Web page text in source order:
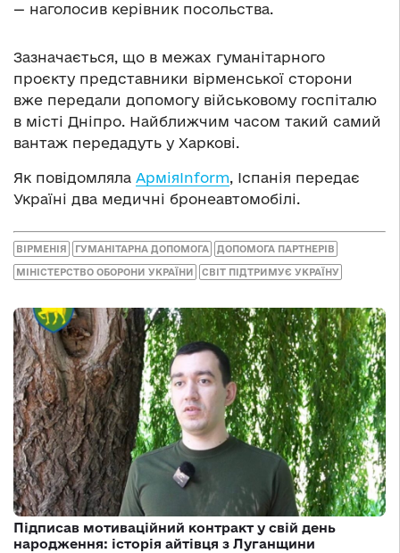
— наголосив керівник посольства.
Зазначається, що в межах гуманітарного
проєкту представники вірменської сторони
вже передали допомогу військовому госпіталю
в місті Дніпро. Найближчим часом такий самий
вантаж передадуть у Харкові.
Як повідомляла АрміяInform, Іспанія передає
Україні два медичні бронеавтомобілі.
ВІРМЕНІЯ ГУМАНІТАРНА ДОПОМОГА ДОПОМОГА ПАРТНЕРІВ
МІНІСТЕРСТВО ОБОРОНИ УКРАЇНИ СВІТ ПІДТРИМУЄ УКРАЇНУ
Підписав мотиваційний контракт у свій день
народження: історія айтівця з Луганщини